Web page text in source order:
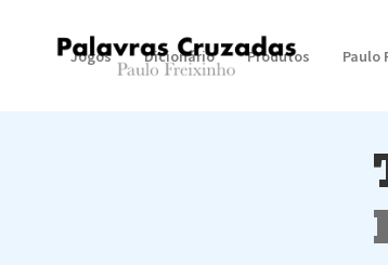
Jogos Dicionário Produtos Paulo